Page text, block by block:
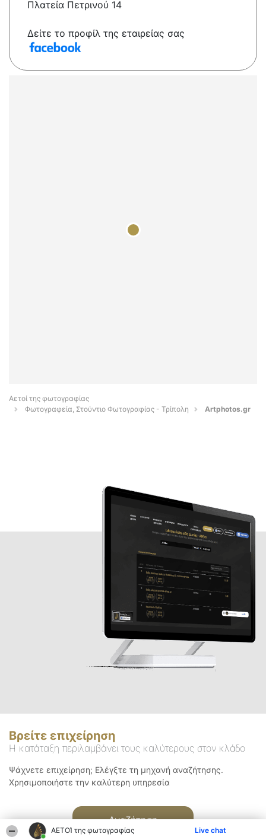
ΑΕΤΟΊ της φωτογραφίας Live chat
Πλατεία Πετρινού 14
Δείτε το προφίλ της εταιρείας σας
Αετοί της φωτογραφίας
Φωτογραφεία, Στούντιο Φωτογραφίας - Τρίπολη
Artphotos.gr
Βρείτε επιχείρηση
Η κατάταξη περιλαμβάνει τους καλύτερους στον κλάδο
Ψάχνετε επιχείρηση; Ελέγξτε τη μηχανή αναζήτησης.
Χρησιμοποιήστε την καλύτερη υπηρεσία
Αναζήτηση